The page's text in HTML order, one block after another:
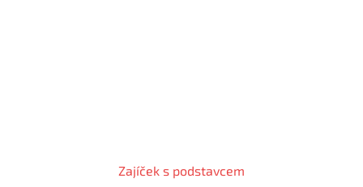
Zajíček s podstavcem